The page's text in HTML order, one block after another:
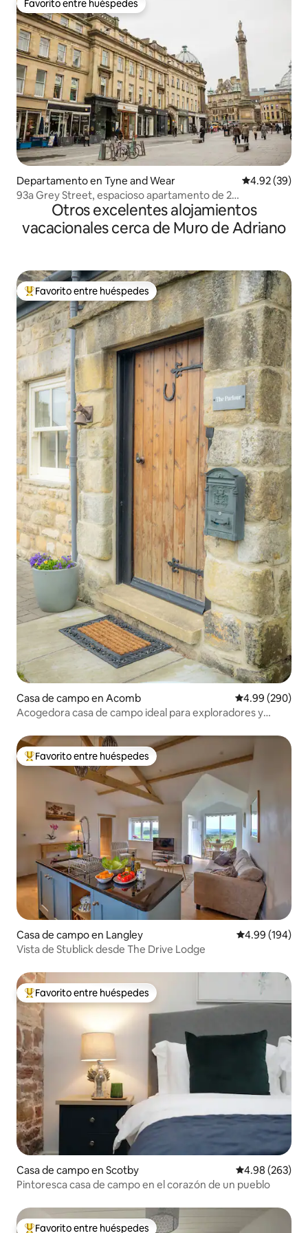
Favorito entre huéspedes
Favorito entre huéspedes
Departamento en Tyne and Wear Calificación
4.92 (39)
93a Grey Street, espacioso apartamento de 2
dormitorios.Otros excelentes alojamientos
vacacionales cerca de Muro de Adriano
De los mejores en Favorito entre huéspedes
Favorito entre huéspedes
Casa de campo en Acomb Calificación
4.99 (290)
Acogedora casa de campo ideal para exploradores y
De los mejores en Favorito entre huéspedes
Favorito entre huéspedes
Casa de campo en Langley Calificación
4.99 (194)
Vista de Stublick desde The Drive Lodge
De los mejores en Favorito entre huéspedes
Favorito entre huéspedes
Casa de campo en Scotby Calificación
4.98 (263)
Pintoresca casa de campo en el corazón de un pueblo
Favorito entre huéspedes